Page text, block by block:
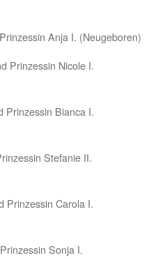
Anja I. (Neugeboren)
Prinzessin Nicole I.
Prinzessin Bianca I.
Stefanie II.
Prinzessin Carola I.
Sonja I.